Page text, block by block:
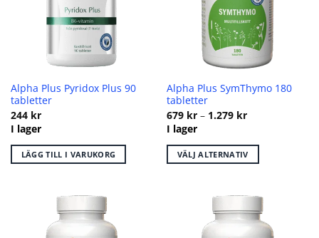
alternativen
produktsidan
alternativen
produktsidan
Alpha Plus Pyridox Plus 90
tabletter
244 kr
I lager
LÄGG TILL I VARUKORG
Alpha Plus SymThymo 180
tabletter
679 kr – 1.279 krPrisintervall:
1.279 kr
I lager
VÄLJ ALTERNATIV
produkten